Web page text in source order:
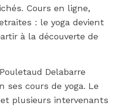
Cours en ligne,
: le yoga devient
à la découverte de
Delabarre
ses cours de yoga. Le
plusieurs intervenants